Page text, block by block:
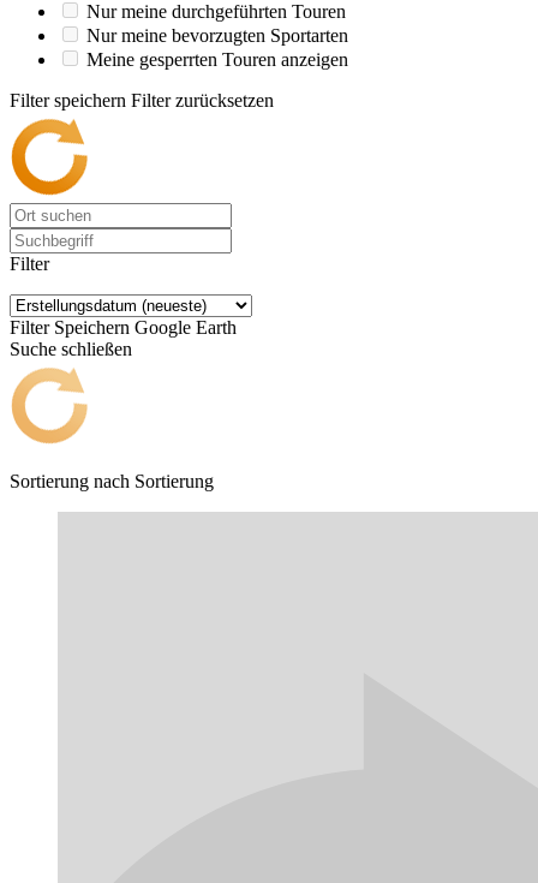
Nur meine durchgeführten Touren
Nur meine bevorzugten Sportarten
Meine gesperrten Touren anzeigen
Filter speichern Filter zurücksetzen
Filter
Filter Speichern Google Earth
Suche schließen
Sortierung nach Sortierung